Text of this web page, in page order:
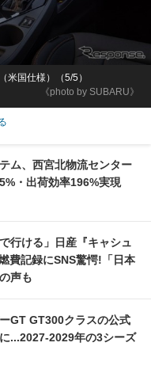
《photo by SUBARU》
米国仕様）（5/5）
ム、西宮北物流センター
・出荷効率196%実現
行ける」日産『キャシュ
費記録にSNS驚愕!「日本
声も
GT GT300クラスの公式
...2027‐2029年の3シーズ